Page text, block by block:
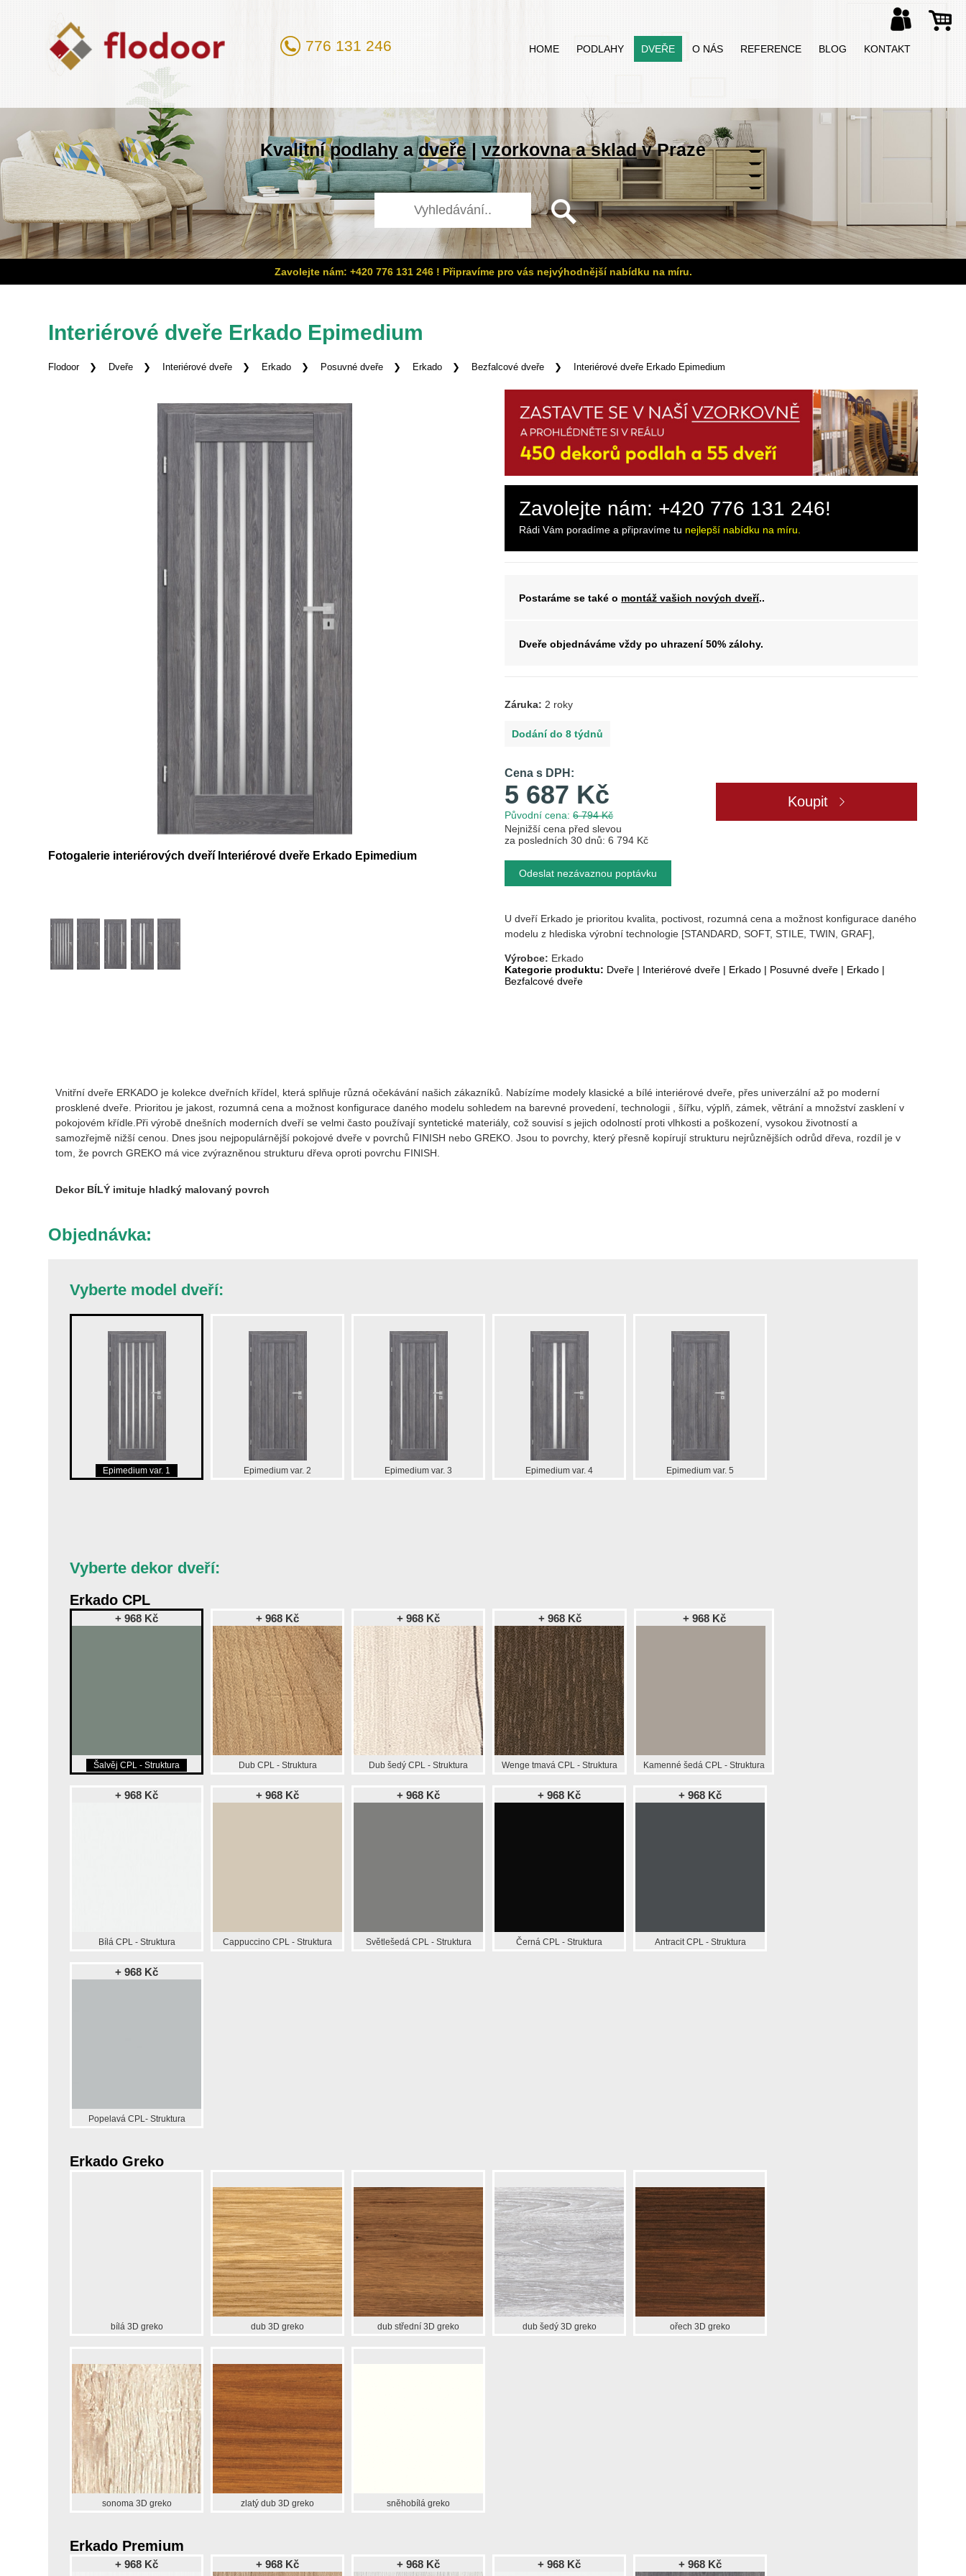
776 131 246 HOME PODLAHY DVEŘE O NÁS REFERENCE BLOG KONTAKT
Kvalitnípodlahyadveře|vzorkovna a skladv Praze
Zavolejte nám: +420 776 131 246 ! Připravíme pro vás nejvýhodnější nabídku na míru.
Interiérové dveře Erkado Epimedium
Flodoor Dveře Interiérové dveře Erkado Posuvné dveře Erkado Bezfalcové dveře Interiérové dveře Erkado Epimedium
Fotogalerie interiérových dveří Interiérové dveře Erkado Epimedium
Zavolejte nám: +420 776 131 246!
Rádi Vám poradíme a připravíme tu nejlepší nabídku na míru.
Postaráme se také o montáž vašich nových dveří..
Dveře objednáváme vždy po uhrazení 50% zálohy.
Záruka:2 roky
Dodání do 8 týdnů
Cena s DPH:
5 687 Kč
Původní cena:6 794 Kč
Nejnižší cena před slevou
za posledních 30 dnů: 6 794 Kč
Koupit
Odeslat nezávaznou poptávku
U dveří Erkado je prioritou kvalita, poctivost, rozumná cena a možnost konfigurace daného
modelu z hlediska výrobní technologie [STANDARD, SOFT, STILE, TWIN, GRAF],
Výrobce: Erkado
Kategorie produktu: Dveře | Interiérové dveře | Erkado | Posuvné dveře | Erkado |
Bezfalcové dveře
Vnitřní dveře ERKADO je kolekce dveřních křídel, která splňuje různá očekávání našich zákazníků. Nabízíme modely klasické a bílé interiérové dveře, přes univerzální až po moderní
prosklené dveře. Prioritou je jakost, rozumná cena a možnost konfigurace daného modelu sohledem na barevné provedení, technologii , šířku, výplň, zámek, větrání a množství zasklení v
pokojovém křídle.Při výrobě dnešních moderních dveří se velmi často používají syntetické materiály, což souvisí s jejich odolností proti vlhkosti a poškození, vysokou životností a
samozřejmě nižší cenou. Dnes jsou nejpopulárnější pokojové dveře v povrchů FINISH nebo GREKO. Jsou to povrchy, který přesně kopírují strukturu nejrůznějších odrůd dřeva, rozdíl je v
tom, že povrch GREKO má vice zvýrazněnou strukturu dřeva oproti povrchu FINISH.
Dekor BÍLÝ imituje hladký malovaný povrch
Objednávka:
Vyberte model dveří:
Epimedium var. 1 Epimedium var. 2 Epimedium var. 3 Epimedium var. 4 Epimedium var. 5
Vyberte dekor dveří:
Erkado CPL
+ 968 Kč
Šalvěj CPL - Struktura
+ 968 Kč
Dub CPL - Struktura
+ 968 Kč
Dub šedý CPL - Struktura
+ 968 Kč
Wenge tmavá CPL - Struktura
+ 968 Kč
Kamenné šedá CPL - Struktura
+ 968 Kč
Bílá CPL - Struktura
+ 968 Kč
Cappuccino CPL - Struktura
+ 968 Kč
Světlešedá CPL - Struktura
+ 968 Kč
Černá CPL - Struktura
+ 968 Kč
Antracit CPL - Struktura
+ 968 Kč
Popelavá CPL- Struktura
Erkado Greko
bílá 3D greko dub 3D greko dub střední 3D greko dub šedý 3D greko ořech 3D greko
sonoma 3D greko zlatý dub 3D greko sněhobílá greko
Erkado Premium
+ 968 Kč + 968 Kč + 968 Kč + 968 Kč + 968 Kč